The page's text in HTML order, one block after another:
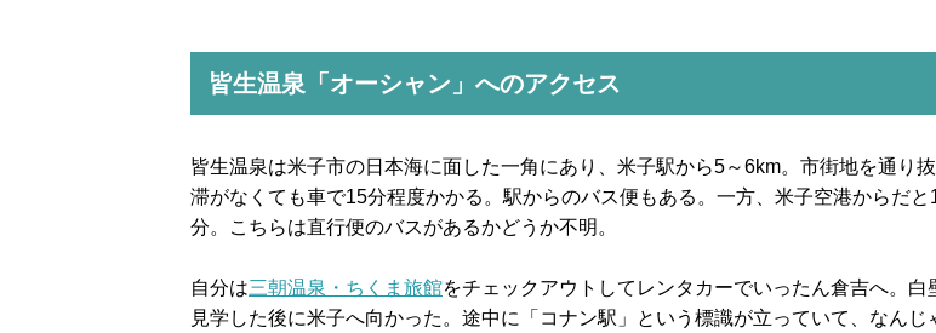
皆生温泉「オーシャン」へのアクセス
皆生温泉は米子市の日本海に面した一角にあり、米子駅から5～6km。市街地を通り
滞がなくても車で15分程度かかる。駅からのバス便もある。一方、米子空港からだと
分。こちらは直行便のバスがあるかどうか不明。
自分は三朝温泉・ちくま旅館をチェックアウトしてレンタカーでいったん倉吉へ。白
見学した後に米子へ向かった。途中に「コナン駅」という標識が立っていて、なんじ